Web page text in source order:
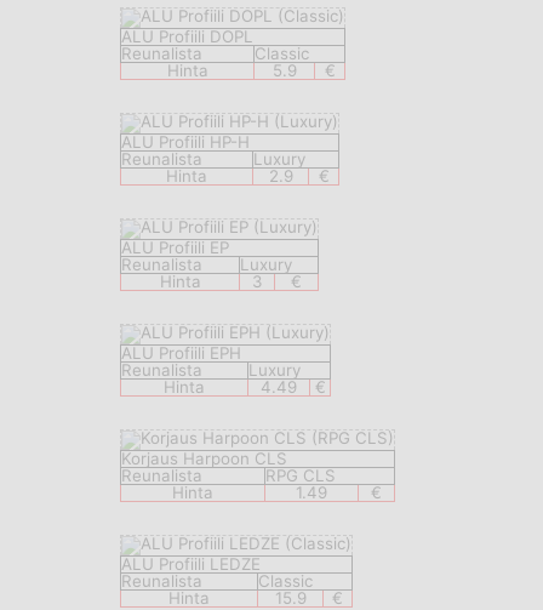
ALU Profiili DOPL
Reunalista
Classic
Hinta
5.9 €
ALU Profiili HP-H
Reunalista
Luxury
Hinta
2.9 €
ALU Profiili EP
Reunalista
Luxury
Hinta
3 €
ALU Profiili EPH
Reunalista
Luxury
Hinta
4.49 €
Korjaus Harpoon CLS
Reunalista
RPG CLS
Hinta
1.49 €
ALU Profiili LEDZE
Reunalista
Classic
Hinta
15.9 €